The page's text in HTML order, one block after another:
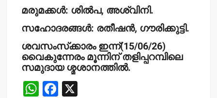
മരുമക്കള്‍: ശില്‍പ, അശ്വിനി.
സഹോദരങ്ങള്‍: രതീഷന്‍, ഗൗരിക്കുട്ടി.
ശവസംസ്‌ക്കാരം ഇന്ന്(15/06/26)
വൈകുന്നേരം മൂന്നിന് തളിപ്പറമ്പിലെ
സമുദായ ശ്മശാനത്തില്‍.
W
F